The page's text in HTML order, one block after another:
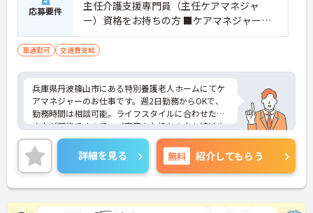
応募要件
主任介護支援専門員（主任ケアマネジャ
ー）資格をお持ちの方 ■ケアマネジャー実
務経験必須 ■土、日、祝日が勤務可能な方
■正職員登用実績あり
車通勤可 交通費支給
兵庫県丹波篠山市にある特別養護老人ホームにてケ
アマネジャーのお仕事です。週2日勤務からOKで、
勤務時間は相談可能。ライフスタイルに合わせた働
き方が可能ですので、ご家庭をお持ちの方も続けや
すい職場です。興味がある方は是非一度マイナビま
でお問合せ下さい。更に詳細などお伝えします。
詳細を見る 無料 紹介してもらう